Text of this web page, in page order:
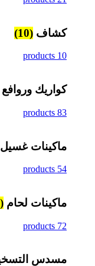
كشاف (10)
10 products
كواريك وروافع
83 products
ماكينات غسيل
54 products
ماكينات لحام (72)
72 products
مسدس